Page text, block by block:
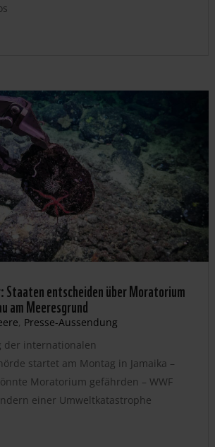
Staaten entscheiden über Moratorium
am Meeresgrund
, Presse-Aussendung
der internationalen
startet am Montag in Jamaika –
Moratorium gefährden – WWF
einer Umweltkatastrophe